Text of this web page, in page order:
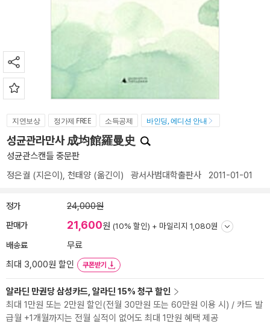
지연보상 정가제 FREE 소득공제 바인딩, 에디션 안내
성균관라만사 成均館羅曼史
성균관스캔들 중문판
정은궐 (지은이), 천태양 (옮긴이) 광서사범대학출판사 2011-01-01
정가 24,000원
판매가 21,600원 (10% 할인) + 마일리지 1,080원
배송료
무료
최대 3,000원 할인
쿠폰받기
알라딘 만권당 삼성카드, 알라딘 15% 청구 할인
최대 1만원 또는 2만원 할인(전월 30만원 또는 60만원 이용 시) / 카드 발
급월 +1개월까지는 전월 실적이 없어도 최대 1만원 혜택 제공